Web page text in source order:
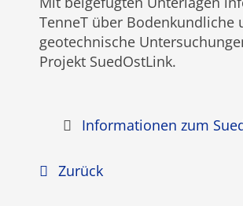
TenneT über Bodenkundliche
geotechnische
Projekt SuedOstLink.
Informationen zum
Zurück